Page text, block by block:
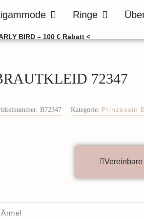
Öffne Bräutigammode
Ringe Öffne Ringe
BIRD – 100 € Rabatt <
72347
B72347 Kategorie: Prinzessin
Ärmel